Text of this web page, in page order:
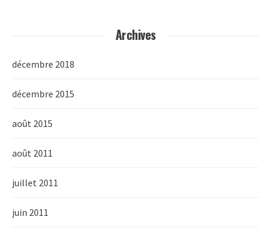
Archives
décembre 2018
décembre 2015
août 2015
août 2011
juillet 2011
juin 2011